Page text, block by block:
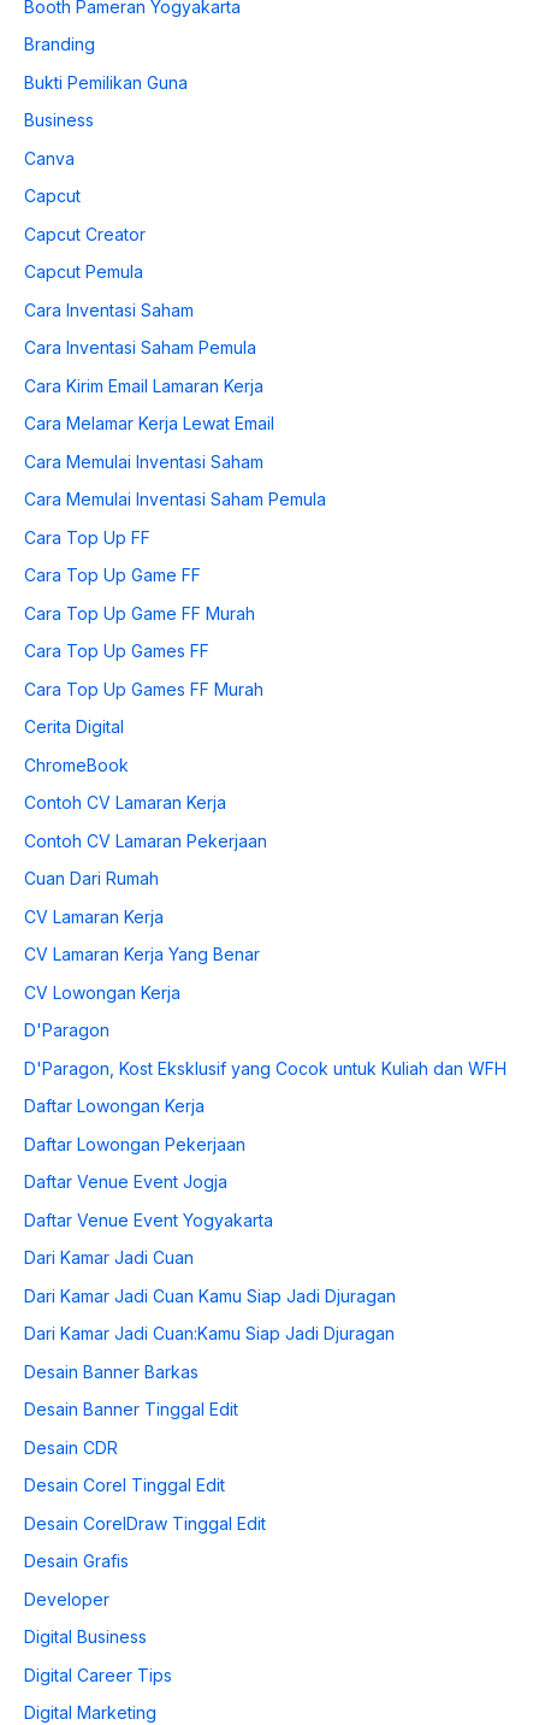
Booth Pameran Yogyakarta
Branding
Bukti Pemilikan Guna
Business
Canva
Capcut
Capcut Creator
Capcut Pemula
Cara Inventasi Saham
Cara Inventasi Saham Pemula
Cara Kirim Email Lamaran Kerja
Cara Melamar Kerja Lewat Email
Cara Memulai Inventasi Saham
Cara Memulai Inventasi Saham Pemula
Cara Top Up FF
Cara Top Up Game FF
Cara Top Up Game FF Murah
Cara Top Up Games FF
Cara Top Up Games FF Murah
Cerita Digital
ChromeBook
Contoh CV Lamaran Kerja
Contoh CV Lamaran Pekerjaan
Cuan Dari Rumah
CV Lamaran Kerja
CV Lamaran Kerja Yang Benar
CV Lowongan Kerja
D'Paragon
D'Paragon, Kost Eksklusif yang Cocok untuk Kuliah dan WFH
Daftar Lowongan Kerja
Daftar Lowongan Pekerjaan
Daftar Venue Event Jogja
Daftar Venue Event Yogyakarta
Dari Kamar Jadi Cuan
Dari Kamar Jadi Cuan Kamu Siap Jadi Djuragan
Dari Kamar Jadi Cuan:Kamu Siap Jadi Djuragan
Desain Banner Barkas
Desain Banner Tinggal Edit
Desain CDR
Desain Corel Tinggal Edit
Desain CorelDraw Tinggal Edit
Desain Grafis
Developer
Digital Business
Digital Career Tips
Digital Marketing